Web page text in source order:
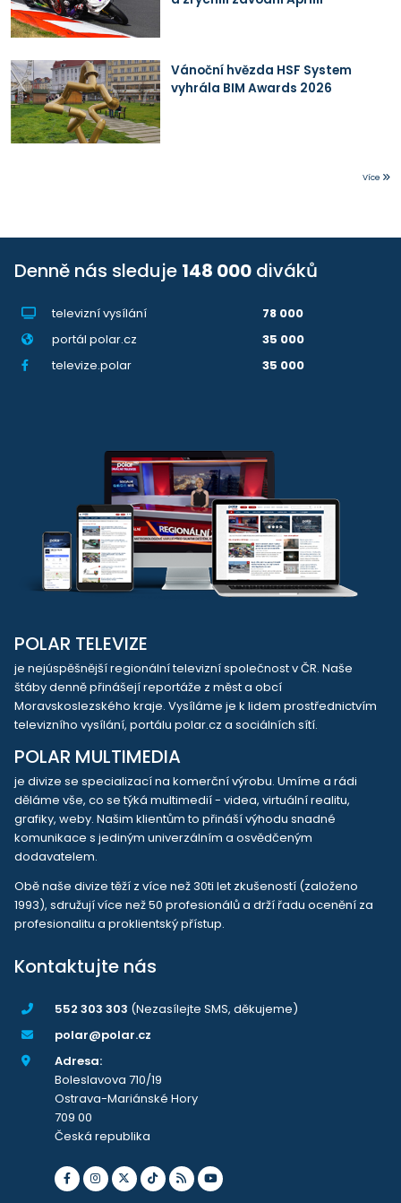
Vánoční hvězda HSF System
vyhrála BIM Awards 2026
Více
Denně nás sleduje 148 000 diváků
televizní vysílání
78 000
portál polar.cz
35 000
televize.polar
35 000
POLAR TELEVIZE
je nejúspěšnější regionální televizní společnost v ČR. Naše
štáby denně přinášejí reportáže z měst a obcí
Moravskoslezského kraje. Vysíláme je k lidem prostřednictvím
televizního vysílání, portálu polar.cz a sociálních sítí.
POLAR MULTIMEDIA
je divize se specializací na komerční výrobu. Umíme a rádi
děláme vše, co se týká multimedií - videa, virtuální realitu,
grafiky, weby. Našim klientům to přináší výhodu snadné
komunikace s jediným univerzálním a osvědčeným
dodavatelem.
Obě naše divize těží z více než 30ti let zkušeností (založeno
1993), sdružují více než 50 profesionálů a drží řadu ocenění za
profesionalitu a proklientský přístup.
Kontaktujte nás
552 303 303 (Nezasílejte SMS, děkujeme)
polar@polar.cz
Adresa:
Boleslavova 710/19
Ostrava-Mariánské Hory
709 00
Česká republika